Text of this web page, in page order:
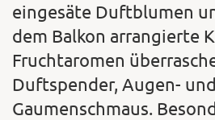
eingesäte Duftblumen
dem Balkon arrangierte
Fruchtaromen
Duftspender, Augen- und
Gaumenschmaus.